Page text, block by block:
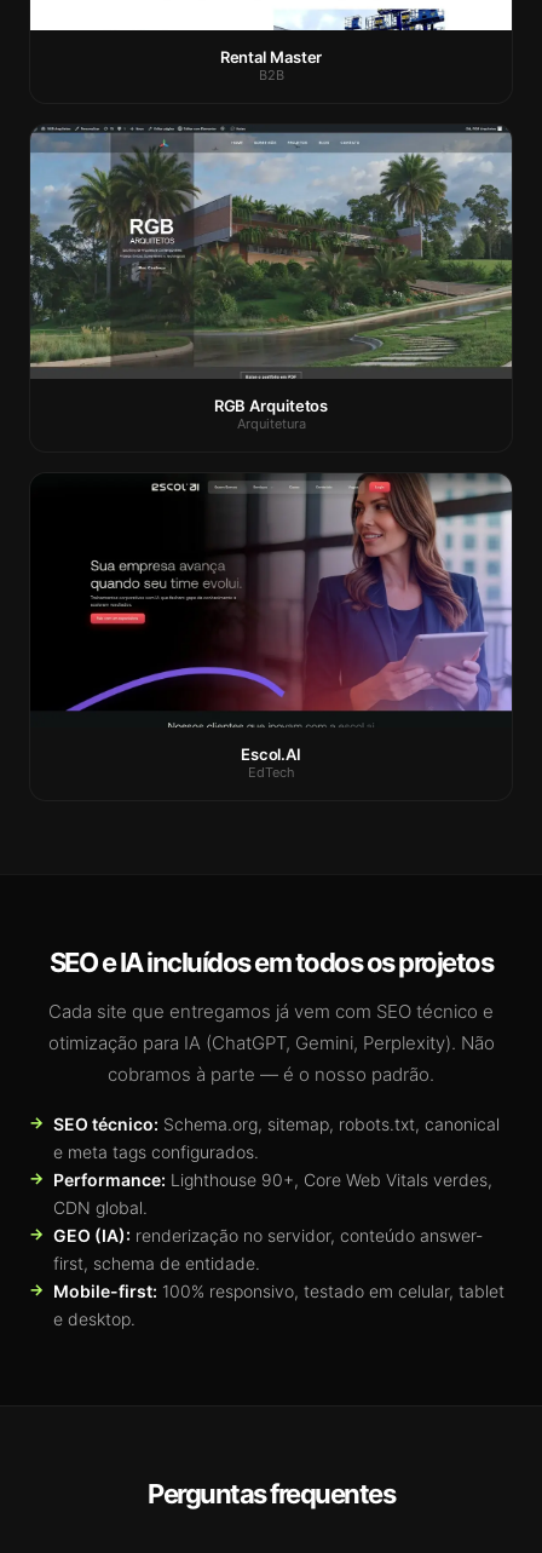
Rental Master
B2B
RGB Arquitetos
Arquitetura
Escol.AI
EdTech
SEO e IA incluídos em todos os projetos
Cada site que entregamos já vem com SEO técnico e
otimização para IA (ChatGPT, Gemini, Perplexity). Não
cobramos à parte — é o nosso padrão.
SEO técnico: Schema.org, sitemap, robots.txt, canonical
e meta tags configurados.
Performance: Lighthouse 90+, Core Web Vitals verdes,
CDN global.
GEO (IA): renderização no servidor, conteúdo answer-
first, schema de entidade.
Mobile-first: 100% responsivo, testado em celular, tablet
e desktop.
Perguntas frequentes